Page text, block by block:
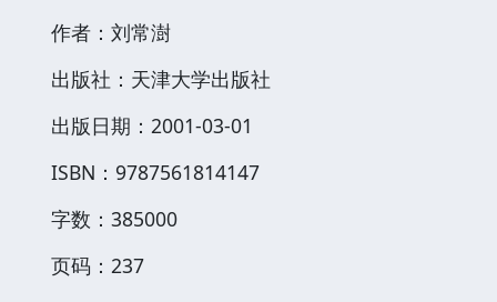
作者：刘常澍
出版社：天津大学出版社
出版日期：2001-03-01
ISBN：9787561814147
字数：385000
页码：237